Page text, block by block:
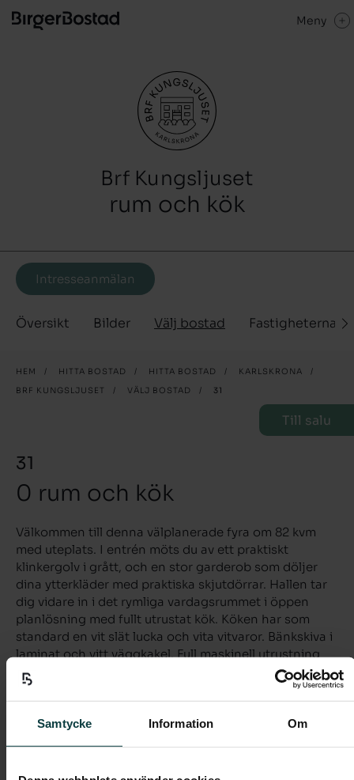
Samtycke Information Om
Meny
Brf Kungsljuset
rum och kök
Intresseanmälan
Översikt Bilder Välj bostad Fastigheterna
HEM / HITTA BOSTAD / HITTA BOSTAD / KARLSKRONA
/
BRF KUNGSLJUSET
/ VÄLJ BOSTAD / 31
Till salu
31
0 rum och kök
Välkommen till denna välplanerade fyra om 82 kvm
med uteplats. I entrén möts du av ett praktiskt
klinkergolv i grått, och en stor garderob som döljer
dina ytterkläder med praktiska skjutdörrar. Hallen tar
dig vidare in i det rymliga vardagsrummet i öppen
planlösning med fullt utrustat kök. Köken har som
standard en vit slät lucka och vita vitvaror. Bänkskiva i
laminat och vitt väggkakel. Full maskinell utrustning
såsom kyl och frys, induktionshäll, inbyggnadsugn,
mikro och diskmaskin. Badrummet är helkaklat och
har både tvättmaskin och torktumlare under
arbetsbänk i laminat. På väggen ovanför sitter två vita
och duschhörna i rundad modell med dörrar i klarglas.